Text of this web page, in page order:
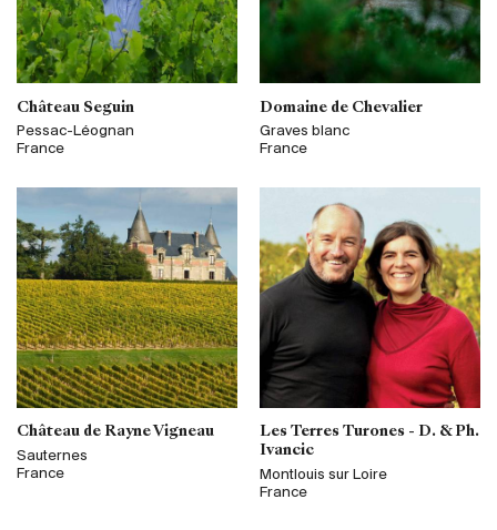
Château Seguin
Pessac-Léognan
France
Domaine de Chevalier
Graves blanc
France
Château de Rayne Vigneau
Sauternes
France
Les Terres Turones - D. & Ph.
Ivancic
Montlouis sur Loire
France